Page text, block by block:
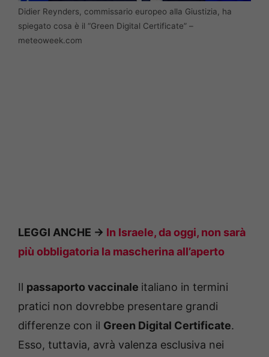
Didier Reynders, commissario europeo alla Giustizia, ha
spiegato cosa è il “Green Digital Certificate” –
meteoweek.com
LEGGI ANCHE -> In Israele, da oggi, non sarà
più obbligatoria la mascherina all’aperto
Il passaporto vaccinale italiano in termini
pratici non dovrebbe presentare grandi
differenze con il Green Digital Certificate.
Esso, tuttavia, avrà valenza esclusiva nei